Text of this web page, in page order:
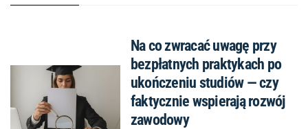
Na co zwracać uwagę przy
bezpłatnych praktykach po
ukończeniu studiów — czy
faktycznie wspierają rozwój
zawodowy